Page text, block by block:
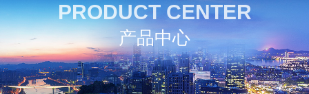
PRODUCT CENTER
产品中心